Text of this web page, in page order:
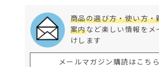
商品の選び方・使い方・
案内など楽しい情報をメ
けします
メールマガジン購読はこちら